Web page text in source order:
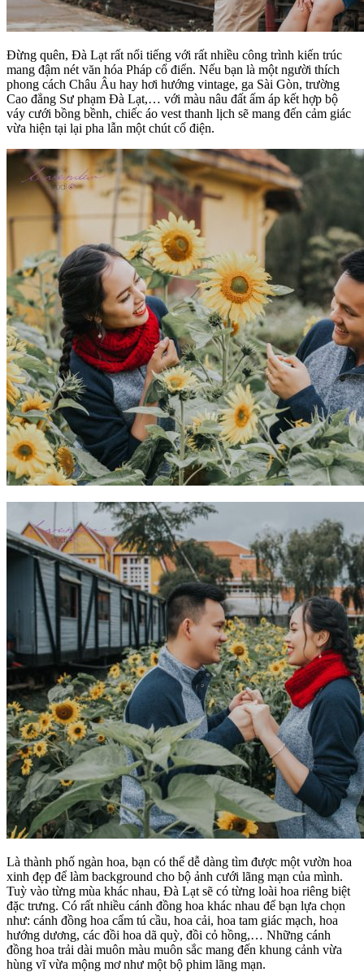
Đừng quên, Đà Lạt rất nổi tiếng với rất nhiều công trình kiến trúc
mang đậm nét văn hóa Pháp cổ điển. Nếu bạn là một người thích
phong cách Châu Âu hay hơi hướng vintage, ga Sài Gòn, trường
Cao đẳng Sư phạm Đà Lạt,… với màu nâu đất ấm áp kết hợp bộ
váy cưới bồng bềnh, chiếc áo vest thanh lịch sẽ mang đến cảm giác
vừa hiện tại lại pha lẫn một chút cổ điện.
Là thành phố ngàn hoa, bạn có thể dễ dàng tìm được một vườn hoa
xinh đẹp để làm background cho bộ ảnh cưới lãng mạn của mình.
Tuỳ vào từng mùa khác nhau, Đà Lạt sẽ có từng loài hoa riêng biệt
đặc trưng. Có rất nhiều cánh đồng hoa khác nhau để bạn lựa chọn
như: cánh đồng hoa cẩm tú cầu, hoa cải, hoa tam giác mạch, hoa
hướng dương, các đồi hoa dã quỳ, đồi cỏ hồng,… Những cánh
đồng hoa trải dài muôn màu muôn sắc mang đến khung cảnh vừa
hùng vĩ vừa mộng mơ như một bộ phim lãng mạn.